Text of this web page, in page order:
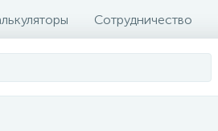
Сотрудничество